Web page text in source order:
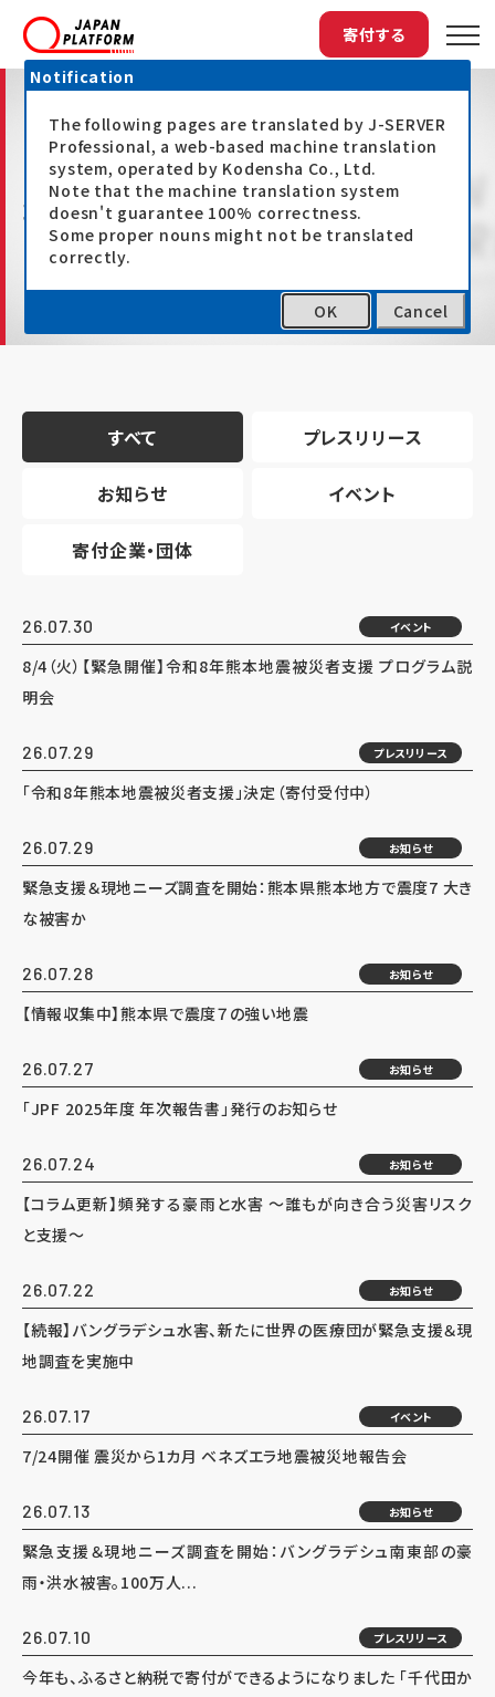
寄付する
最新情報
すべて プレスリリース
お知らせ イベント
寄付企業・団体
26.07.30 イベント
8/4（火）【緊急開催】令和8年熊本地震被災者支援 プログラム説
明会
26.07.29 プレスリリース
「令和8年熊本地震被災者支援」決定（寄付受付中）
26.07.29 お知らせ
緊急支援＆現地ニーズ調査を開始：熊本県熊本地方で震度7 大き
な被害か
26.07.28 お知らせ
【情報収集中】熊本県で震度７の強い地震
26.07.27 お知らせ
「JPF 2025年度 年次報告書」発行のお知らせ
26.07.24 お知らせ
【コラム更新】頻発する豪雨と水害 ～誰もが向き合う災害リスク
と支援～
26.07.22 お知らせ
【続報】バングラデシュ水害、新たに世界の医療団が緊急支援＆現
地調査を実施中
26.07.17 イベント
7/24開催 震災から1カ月 ベネズエラ地震被災地報告会
26.07.13 お知らせ
緊急支援＆現地ニーズ調査を開始：バングラデシュ南東部の豪
雨・洪水被害。100万人...
26.07.10 プレスリリース
今年も、ふるさと納税で寄付ができるようになりました 「千代田か
Notification
The following pages are translated by J-SERVER
Professional, a web-based machine translation
system, operated by Kodensha Co., Ltd.
Note that the machine translation system
doesn't guarantee 100% correctness.
Some proper nouns might not be translated
correctly.
OK Cancel